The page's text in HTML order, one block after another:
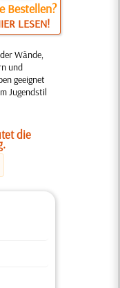
Bestellen?
LESEN!
Wände,
und
geeignet
Jugendstil
die